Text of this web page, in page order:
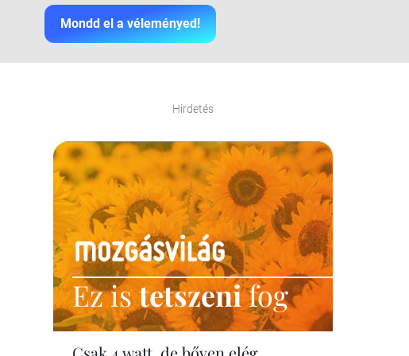
Mondd el a véleményed!
Hirdetés
Ez istetszenifog